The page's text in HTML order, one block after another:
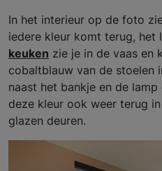
In het interieur op de foto
iedere kleur komt terug, het
keuken zie je in de vaas en
cobaltblauw van de stoelen
naast het bankje en de
deze kleur ook weer terug
glazen deuren.